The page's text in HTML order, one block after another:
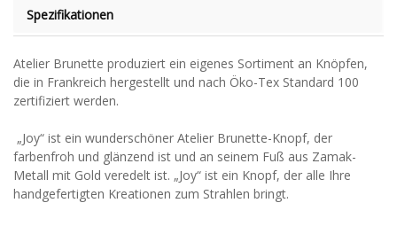
Spezifikationen
Atelier Brunette produziert ein eigenes Sortiment an Knöpfen,
die in Frankreich hergestellt und nach Öko-Tex Standard 100
zertifiziert werden.
„Joy“ ist ein wunderschöner Atelier Brunette-Knopf, der
farbenfroh und glänzend ist und an seinem Fuß aus Zamak-
Metall mit Gold veredelt ist. „Joy“ ist ein Knopf, der alle Ihre
handgefertigten Kreationen zum Strahlen bringt.